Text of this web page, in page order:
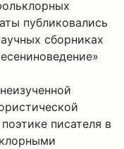
публиковались
сборниках
писателя в